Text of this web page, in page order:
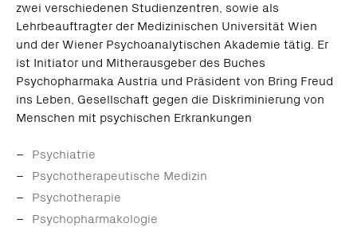
zwei verschiedenen Studienzentren, sowie als
Lehrbeauftragter der Medizinischen Universität Wien
und der Wiener Psychoanalytischen Akademie tätig. Er
ist Initiator und Mitherausgeber des Buches
Psychopharmaka Austria und Präsident von Bring Freud
ins Leben, Gesellschaft gegen die Diskriminierung von
Menschen mit psychischen Erkrankungen
Psychiatrie
Psychotherapeutische Medizin
Psychotherapie
Psychopharmakologie